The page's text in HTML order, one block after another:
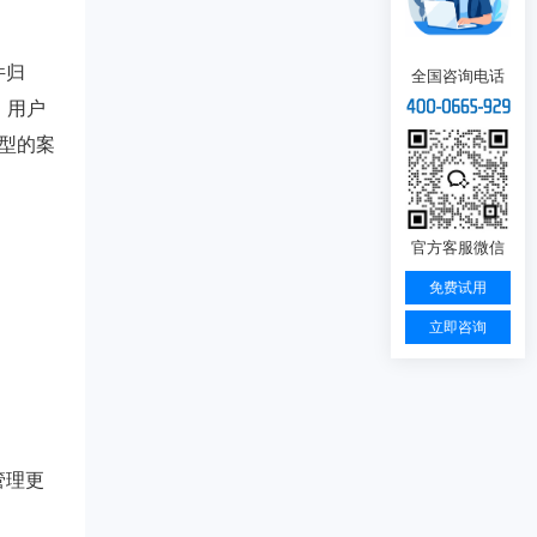
归
用户
的案
理更
全国咨询电话
官方客服微信
免费试用
立即咨询